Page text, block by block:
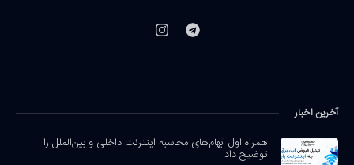
آخرین اخبار
همراه اول ابهام‌های محاسبه اینترنت داخلی و بین‌الملل را
توضیح داد